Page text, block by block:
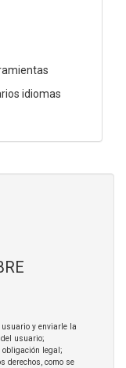
idiomas
y enviarle la
usuario;
obligación legal;
derechos, como se